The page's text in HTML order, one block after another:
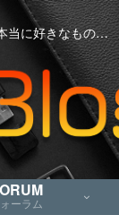
当に好きなもの…
ーラム